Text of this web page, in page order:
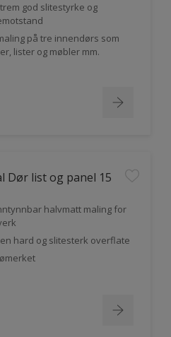
god slitestyrke og
på tre innendørs som
lister og møbler mm.
Dør list og panel 15
halvmatt maling for
hard og slitesterk overflate